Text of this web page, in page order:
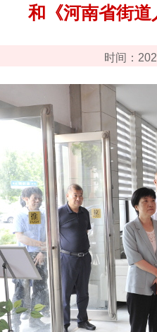
和《河南省街
时间：